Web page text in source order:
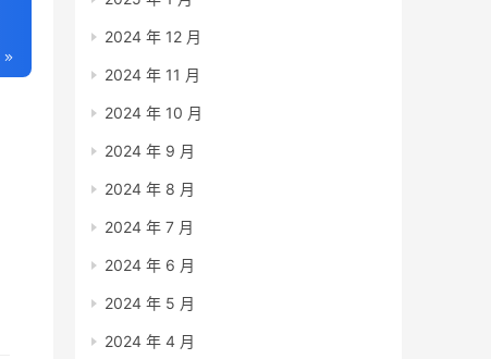
2024 年 12 月
2024 年 11 月
2024 年 10 月
2024 年 9 月
2024 年 8 月
2024 年 7 月
2024 年 6 月
2024 年 5 月
2024 年 4 月